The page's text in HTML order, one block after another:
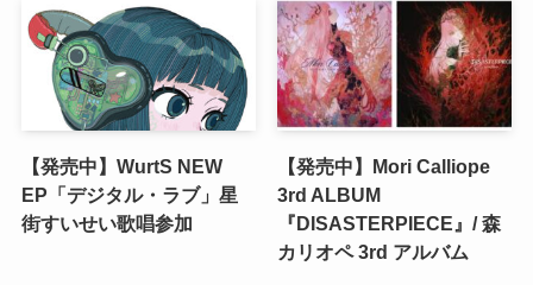
【発売中】WurtS NEW
EP「デジタル・ラブ」星
街すいせい歌唱参加
【発売中】Mori Calliope
3rd ALBUM
『DISASTERPIECE』/ 森
カリオペ 3rd アルバム